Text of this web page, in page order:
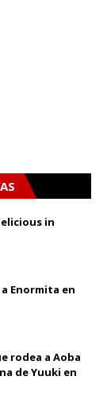
in
Enormita en
rodea a Aoba
de Yuuki en